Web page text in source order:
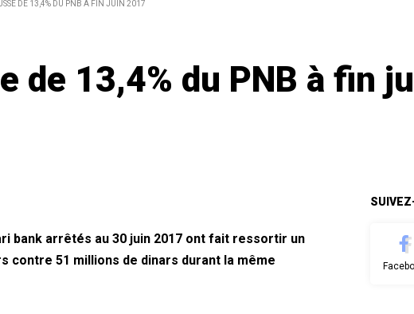
DE 13,4% DU PNB À FIN JUIN 2017
de 13,4% du PNB à fin
bank arrêtés au 30 juin 2017 ont fait ressortir un
contre 51 millions de dinars durant la même